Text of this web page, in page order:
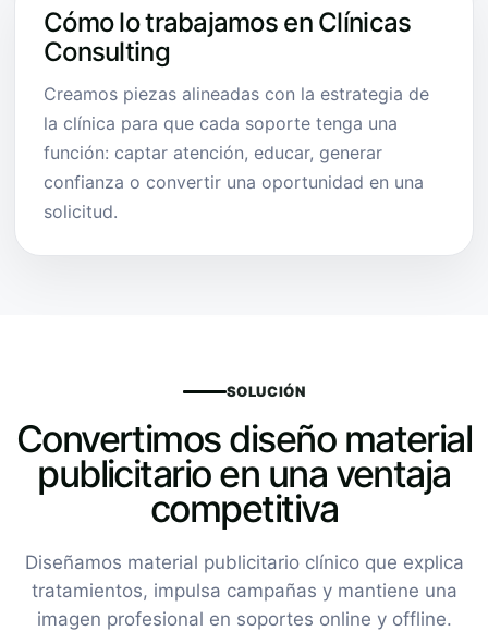
Cómo lo trabajamos en Clínicas
Consulting
Creamos piezas alineadas con la estrategia de
la clínica para que cada soporte tenga una
función: captar atención, educar, generar
confianza o convertir una oportunidad en una
solicitud.
SOLUCIÓN
Convertimos diseño material
publicitario en una ventaja
competitiva
Diseñamos material publicitario clínico que explica
tratamientos, impulsa campañas y mantiene una
imagen profesional en soportes online y offline.